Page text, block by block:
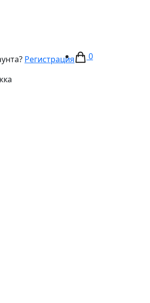
Регистрация
0